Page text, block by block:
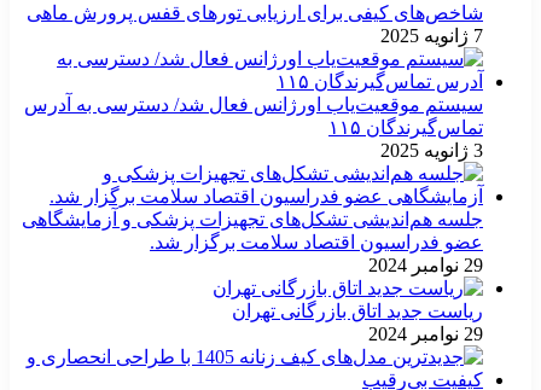
شاخص‌های کیفی برای ارزیابی تورهای قفس پرورش ماهی
7 ژانویه 2025
سیستم موقعیت‌یاب اورژانس فعال شد/ دسترسی به آدرس
تماس‌گیرندگان ۱۱۵
3 ژانویه 2025
جلسه هم‌اندیشی تشکل‌های تجهیزات پزشکی و آزمایشگاهی
عضو فدراسیون اقتصاد سلامت برگزار شد.
29 نوامبر 2024
ریاست جدید اتاق بازرگانی تهران
29 نوامبر 2024